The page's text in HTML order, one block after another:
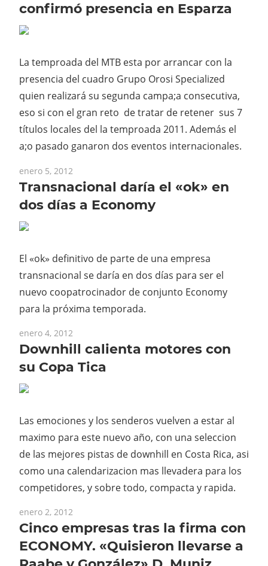
confirmó presencia en Esparza
La temproada del MTB esta por arrancar con la
presencia del cuadro Grupo Orosi Specialized
quien realizará su segunda campa;a consecutiva,
eso si con el gran reto de tratar de retener sus 7
títulos locales del la temproada 2011. Además el
a;o pasado ganaron dos eventos internacionales.
enero 5, 2012
Transnacional daría el «ok» en
dos días a Economy
El «ok» definitivo de parte de una empresa
transnacional se daría en dos días para ser el
nuevo coopatrocinador de conjunto Economy
para la próxima temporada.
enero 4, 2012
Downhill calienta motores con
su Copa Tica
Las emociones y los senderos vuelven a estar al
maximo para este nuevo año, con una seleccion
de las mejores pistas de downhill en Costa Rica, asi
como una calendarizacion mas llevadera para los
competidores, y sobre todo, compacta y rapida.
enero 2, 2012
Cinco empresas tras la firma con
ECONOMY. «Quisieron llevarse a